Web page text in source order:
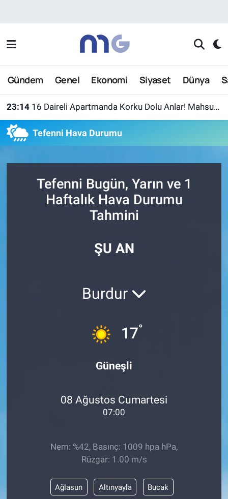
Gündem Genel Ekonomi Siyaset Dünya
23:14 16 Daireli Apartmanda Korku Dolu Anlar! Mahsur Kalanlar Kurtarıldı
Tefenni Hava Durumu
Tefenni Bugün, Yarın ve 1
Haftalık Hava Durumu
Tahmini
ŞU AN
Burdur
17°
Güneşli
08 Ağustos Cumartesi
07:00
Nem: %42, Basınç: 1009 hpa hPa,
Rüzgar: 1.00 m/s
Ağlasun Altınyayla Bucak
Nöbetçi Eczaneler
Hava Durumu
Son Dakika Haberleri